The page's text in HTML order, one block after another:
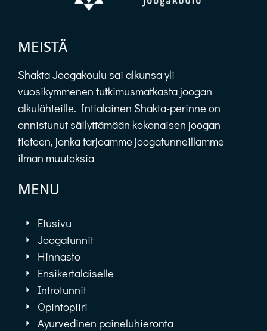
MEISTÄ
Shakta Joogakoulu sai alkunsa yli
vuosikymmenen tutkimusmatkasta joogan
alkulähteille. Intialainen Shakta-perinne on
onnistunut säilyttämään kokonaisen joogan
tieteen, jonka tarjoamme joogatunneillamme
ilman muutoksia
MENU
Etusivu
Joogatunnit
Hinnasto
Ensikertalaiselle
Introtunnit
Opintopiiri
Ayurvedinen paineluhieronta